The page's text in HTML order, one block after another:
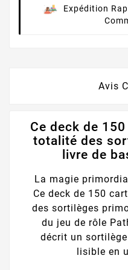
Expédition
Avis
Ce deck de
totalité des
livre de
La magie
Ce deck de 150
des sortilèges
du jeu de rôle
décrit un
lisible en